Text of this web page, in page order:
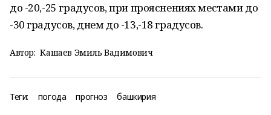
до -20,-25 градусов, при прояснениях местами до
-30 градусов, днем до -13,-18 градусов.
Автор: Кашаев Эмиль Вадимович
Теги: погода прогноз башкирия